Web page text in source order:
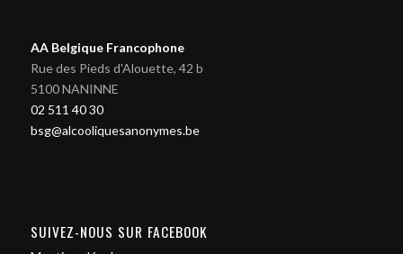
AA Belgique Francophone
Rue des Pieds d'Alouette, 42 b
5100 NANINNE
02 511 40 30
bsg@alcooliquesanonymes.be
SUIVEZ-NOUS SUR FACEBOOK